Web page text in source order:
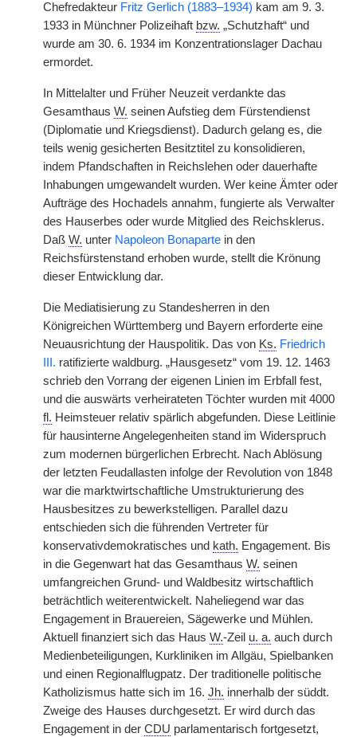
Chefredakteur Fritz Gerlich (1883–1934) kam am 9. 3.
1933 in Münchner Polizeihaft bzw. „Schutzhaft“ und
wurde am 30. 6. 1934 im Konzentrationslager Dachau
ermordet.
In Mittelalter und Früher Neuzeit verdankte das
Gesamthaus W. seinen Aufstieg dem Fürstendienst
(Diplomatie und Kriegsdienst). Dadurch gelang es, die
teils wenig gesicherten Besitztitel zu konsolidieren,
indem Pfandschaften in Reichslehen oder dauerhafte
Inhabungen umgewandelt wurden. Wer keine Ämter oder
Aufträge des Hochadels annahm, fungierte als Verwalter
des Hauserbes oder wurde Mitglied des Reichsklerus.
Daß W. unter Napoleon Bonaparte in den
Reichsfürstenstand erhoben wurde, stellt die Krönung
dieser Entwicklung dar.
Die Mediatisierung zu Standesherren in den
Königreichen Württemberg und Bayern erforderte eine
Neuausrichtung der Hauspolitik. Das von Ks. Friedrich
III. ratifizierte waldburg. „Hausgesetz“ vom 19. 12. 1463
schrieb den Vorrang der eigenen Linien im Erbfall fest,
und die auswärts verheirateten Töchter wurden mit 4000
fl. Heimsteuer relativ spärlich abgefunden. Diese Leitlinie
für hausinterne Angelegenheiten stand im Widerspruch
zum modernen bürgerlichen Erbrecht. Nach Ablösung
der letzten Feudallasten infolge der Revolution von 1848
war die marktwirtschaftliche Umstrukturierung des
Hausbesitzes zu bewerkstelligen. Parallel dazu
entschieden sich die führenden Vertreter für
konservativdemokratisches und kath. Engagement. Bis
in die Gegenwart hat das Gesamthaus W. seinen
umfangreichen Grund- und Waldbesitz wirtschaftlich
beträchtlich weiterentwickelt. Naheliegend war das
Engagement in Brauereien, Sägewerke und Mühlen.
Aktuell finanziert sich das Haus W.-Zeil u. a. auch durch
Medienbeteiligungen, Kurkliniken im Allgäu, Spielbanken
und einen Regionalflugpatz. Der traditionelle politische
Katholizismus hatte sich im 16. Jh. innerhalb der süddt.
Zweige des Hauses durchgesetzt. Er wird durch das
Engagement in der CDU parlamentarisch fortgesetzt,